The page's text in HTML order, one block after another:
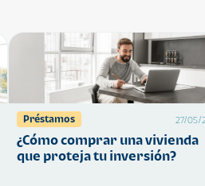
Préstamos 27/05/
¿Cómo comprar una vivienda
que proteja tu inversión?